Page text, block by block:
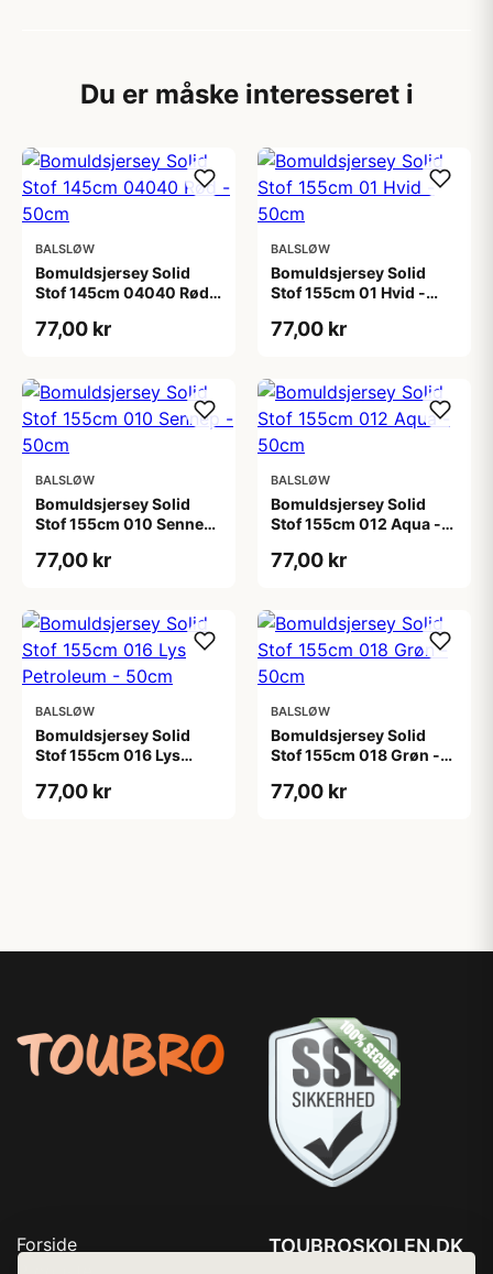
Du er måske interesseret i
BALSLØW
Bomuldsjersey Solid
Stof 145cm 04040 Rød -
77,00 kr
BALSLØW
Bomuldsjersey Solid
Stof 155cm 01 Hvid -
77,00 kr
BALSLØW
Bomuldsjersey Solid
Stof 155cm 010 Sennep
77,00 kr
BALSLØW
Bomuldsjersey Solid
Stof 155cm 012 Aqua -
77,00 kr
BALSLØW
Bomuldsjersey Solid
Stof 155cm 016 Lys
77,00 kr
BALSLØW
Bomuldsjersey Solid
Stof 155cm 018 Grøn -
77,00 kr
Forside
TOUBROSKOLEN.DK